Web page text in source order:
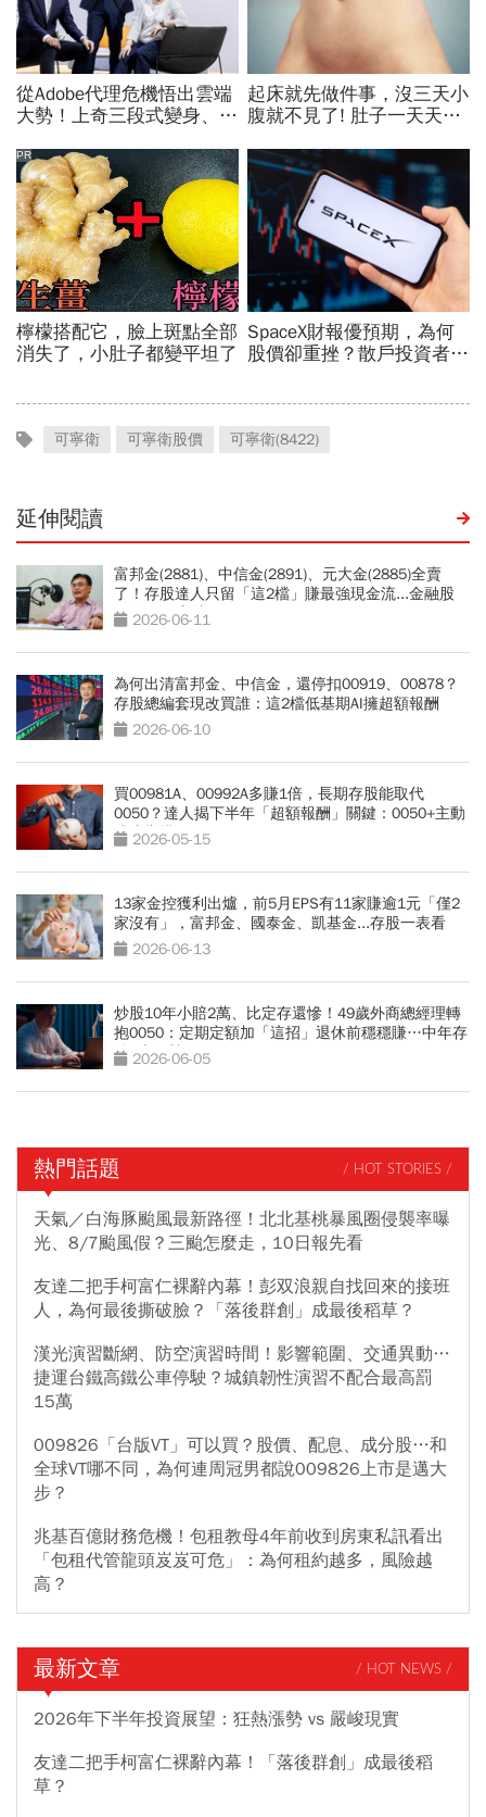
可寧衛 可寧衛股價 可寧衛(8422)
延伸閱讀
富邦金(2881)、中信金(2891)、元大金(2885)全賣
了！存股達人只留「這2檔」賺最強現金流...金融股
10年不敗心法
2026-06-11
為何出清富邦金、中信金，還停扣00919、00878？
存股總編套現改買誰：這2檔低基期AI擁超額報酬
2026-06-10
買00981A、00992A多賺1倍，長期存股能取代
0050？達人揭下半年「超額報酬」關鍵：0050+主動
式這樣搭
2026-05-15
13家金控獲利出爐，前5月EPS有11家賺逾1元「僅2
家沒有」，富邦金、國泰金、凱基金...存股一表看
2026-06-13
炒股10年小賠2萬、比定存還慘！49歲外商總經理轉
抱0050：定期定額加「這招」退休前穩穩賺…中年存
股3大優勢
2026-06-05
熱門話題 / HOT STORIES /
天氣／白海豚颱風最新路徑！北北基桃暴風圈侵襲率曝
光、8/7颱風假？三颱怎麼走，10日報先看
友達二把手柯富仁裸辭內幕！彭双浪親自找回來的接班
人，為何最後撕破臉？「落後群創」成最後稻草？
漢光演習斷網、防空演習時間！影響範圍、交通異動…
捷運台鐵高鐵公車停駛？城鎮韌性演習不配合最高罰
15萬
009826「台版VT」可以買？股價、配息、成分股…和
全球VT哪不同，為何連周冠男都說009826上市是邁大
步？
兆基百億財務危機！包租教母4年前收到房東私訊看出
「包租代管龍頭岌岌可危」：為何租約越多，風險越
高？
最新文章 / HOT NEWS /
2026年下半年投資展望：狂熱漲勢 vs 嚴峻現實
友達二把手柯富仁裸辭內幕！「落後群創」成最後稻
草？